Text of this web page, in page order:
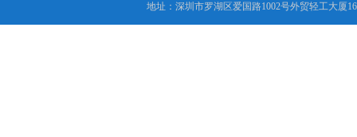
地址：深圳市罗湖区爱国路1002号外贸轻工大厦